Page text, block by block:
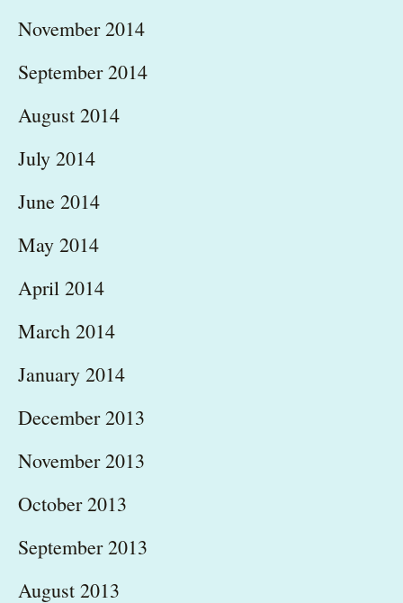
November 2014
September 2014
August 2014
July 2014
June 2014
May 2014
April 2014
March 2014
January 2014
December 2013
November 2013
October 2013
September 2013
August 2013